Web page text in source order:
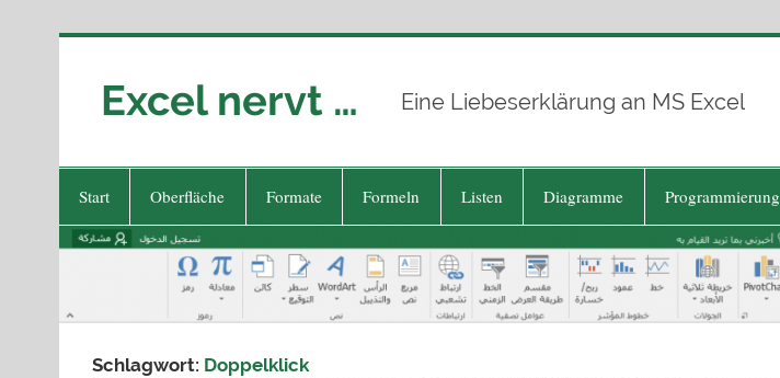
Excel nervt … Eine Liebeserklärung an MS Excel
Start Oberfläche Formate Formeln Listen Diagramme Programmierung
Schlagwort: Doppelklick